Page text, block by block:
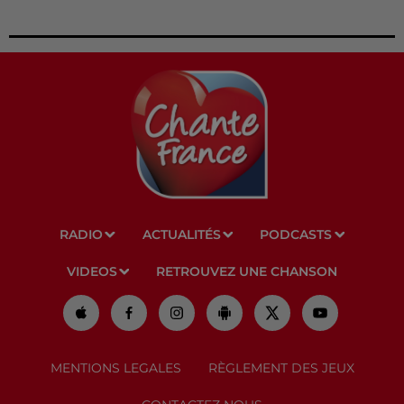
RADIO ACTUALITÉS PODCASTS
VIDEOS RETROUVEZ UNE CHANSON
MENTIONS LEGALES RÈGLEMENT DES JEUX